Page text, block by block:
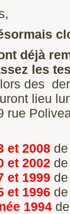
déjà
les
des
lieu
rue
et 2008
et 2002
et 1999
et 1996
1994